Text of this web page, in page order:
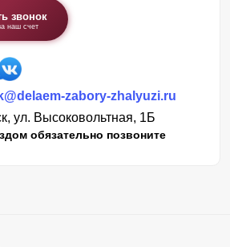
звонок
наш счет
zabory-zhalyuzi.ru
ул. Высоковольтная, 1Б
обязательно позвоните